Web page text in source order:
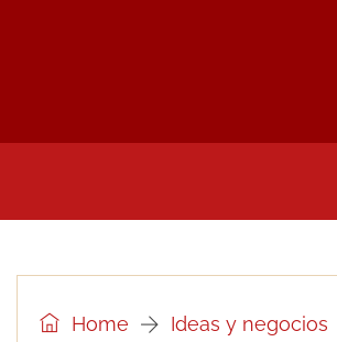
Home
Ideas y negocios